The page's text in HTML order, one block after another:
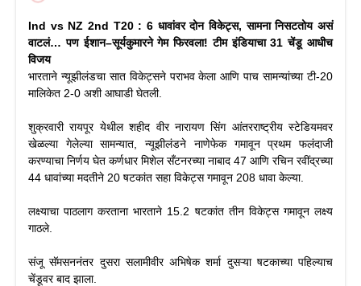
Ind vs NZ 2nd T20 : 6 धावांवर दोन विकेट्स, सामना निसटतोय असं
वाटलं… पण ईशान–सूर्यकुमारने गेम फिरवला! टीम इंडियाचा 31 चेंडू आधीच
विजय
भारताने न्यूझीलंडचा सात विकेट्सने पराभव केला आणि पाच सामन्यांच्या टी-20
मालिकेत 2-0 अशी आघाडी घेतली.
शुक्रवारी रायपूर येथील शहीद वीर नारायण सिंग आंतरराष्ट्रीय स्टेडियमवर
खेळल्या गेलेल्या सामन्यात, न्यूझीलंडने नाणेफेक गमावून प्रथम फलंदाजी
करण्याचा निर्णय घेत कर्णधार मिशेल सँटनरच्या नाबाद 47 आणि रचिन रवींद्रच्या
44 धावांच्या मदतीने 20 षटकांत सहा विकेट्स गमावून 208 धावा केल्या.
लक्ष्याचा पाठलाग करताना भारताने 15.2 षटकांत तीन विकेट्स गमावून लक्ष्य
गाठले.
संजू सॅमसननंतर दुसरा सलामीवीर अभिषेक शर्मा दुसऱ्या षटकाच्या पहिल्याच
चेंडूवर बाद झाला.